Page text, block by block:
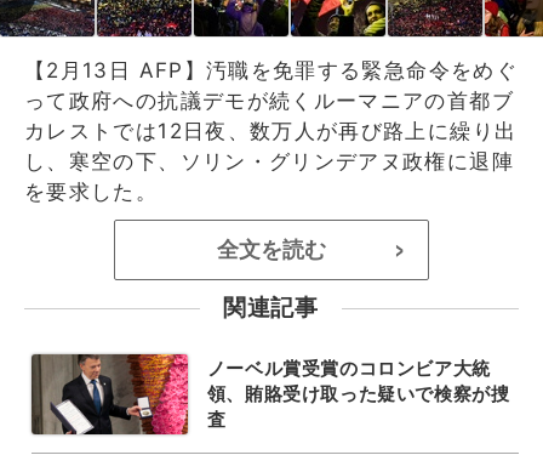
【2月13日 AFP】汚職を免罪する緊急命令をめぐ
って政府への抗議デモが続くルーマニアの首都ブ
カレストでは12日夜、数万人が再び路上に繰り出
し、寒空の下、ソリン・グリンデアヌ政権に退陣
を要求した。
全文を読む >
関連記事
ノーベル賞受賞のコロンビア大統
領、賄賂受け取った疑いで検察が捜
査